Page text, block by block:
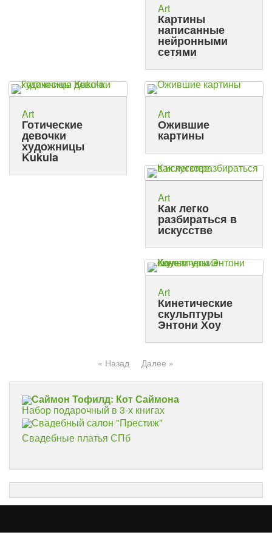
Art
Картины
написанные
нейронными
сетями
Art
Готические
девочки
художницы
Kukula
Art
Ожившие
картины
Art
Как легко
разбираться в
искусстве
Art
Кинетические
скульптуры
Энтони Хоу
« Назад Далее »
Саймон Тофилд: Кот Саймона
Набор подарочный в 3-х книгах
Свадебный салон "Престиж"
Свадебные платья СПб